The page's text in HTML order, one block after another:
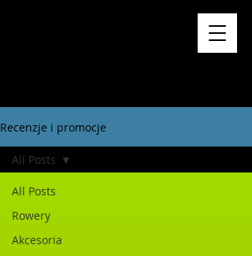
Recenzje i promocje
All Posts
Rowery
Akcesoria
All Posts